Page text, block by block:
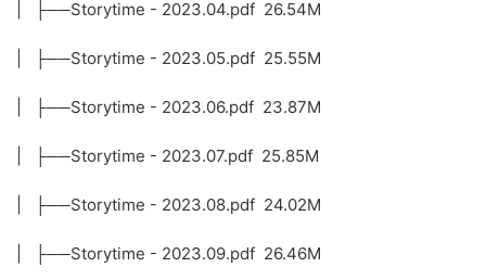
| ├──Storytime - 2023.04.pdf 26.54M
| ├──Storytime - 2023.05.pdf 25.55M
| ├──Storytime - 2023.06.pdf 23.87M
| ├──Storytime - 2023.07.pdf 25.85M
| ├──Storytime - 2023.08.pdf 24.02M
| ├──Storytime - 2023.09.pdf 26.46M